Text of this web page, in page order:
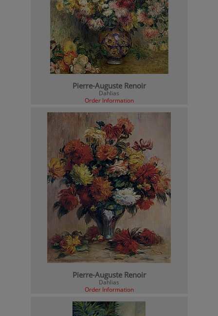
Pierre-Auguste Renoir
Dahlias
Order Information
Pierre-Auguste Renoir
Dahlias
Order Information